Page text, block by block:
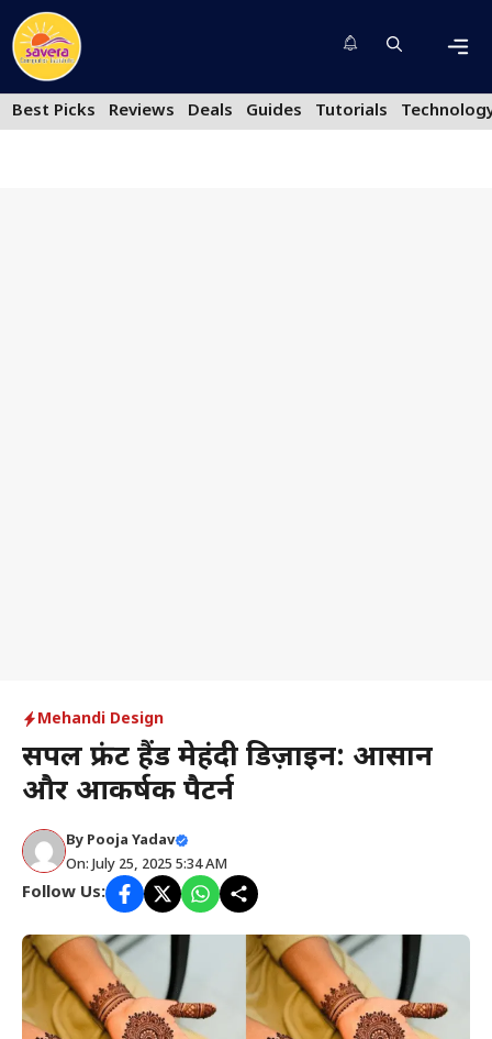
Skip
to
content
Best Picks
Reviews Deals Guides Tutorials
Mehandi Design
सिंपल फ्रंट हैंड मेहंदी डिज़ाइन: आसान
और आकर्षक पैटर्न
By Pooja Yadav
On: July 25, 2025 5:34 AM
Follow Us: